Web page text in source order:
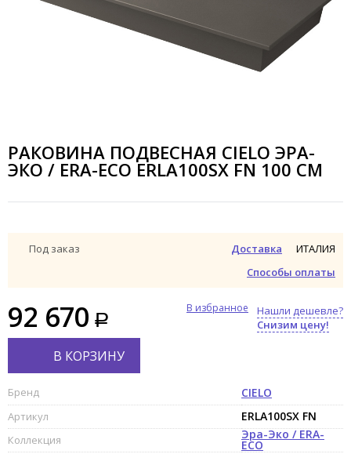
РАКОВИНА ПОДВЕСНАЯ CIELO ЭРА-
ЭКО / ERA-ECO ERLA100SX FN 100 СМ
Под заказ
Доставка
Способы оплаты
ИТАЛИЯ
92 670
Нашли дешевле?
Снизим цену!
В избранное
В КОРЗИНУ
Бренд CIELO
Артикул ERLA100SX FN
Коллекция Эра-Эко / ERA-
ECO